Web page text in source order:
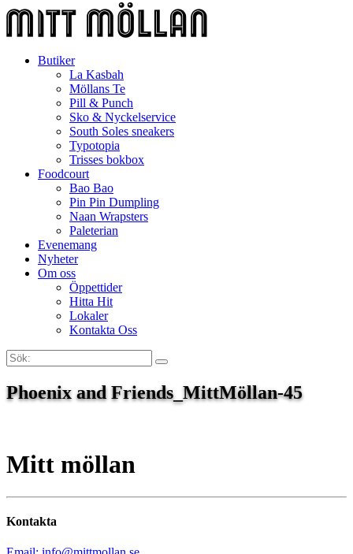
Butiker
La Kasbah
Möllans Te
Pill & Punch
Sko & Nyckelservice
South Soles sneakers
Typotopia
Trisses bokbox
Foodcourt
Bao Bao
Pin Pin Dumpling
Naan Wrapsters
Paleterian
Evenemang
Nyheter
Om oss
Öppettider
Hitta Hit
Lokaler
Kontakta Oss
Sök:
Search
Phoenix and Friends_MittMöllan-45
Mitt möllan
Kontakta